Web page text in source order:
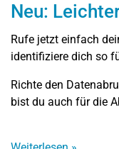
Neu:
Rufe jetzt einfach
identifiziere dich so
Richte den
bist du auch für die